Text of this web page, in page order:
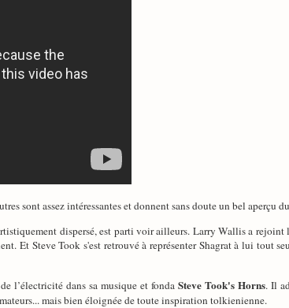
sont assez intéressantes et donnent sans doute un bel aperçu
dispersé, est parti voir ailleurs. Larry Wallis a
Et Steve Took s'est retrouvé à représenter Shagrat à lui tout
l’électricité dans sa musique et fondaSteve Took's Horns. Il
mais bien éloignée de toute inspiration tolkienienne.